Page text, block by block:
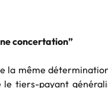
concertation”
même
tiers-payant